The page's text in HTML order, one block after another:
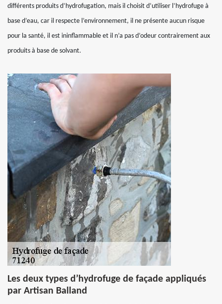
différents produits d’hydrofugation, mais il choisit d’utiliser l’hydrofuge à
base d’eau, car il respecte l’environnement, il ne présente aucun risque
pour la santé, il est ininflammable et il n’a pas d’odeur contrairement aux
produits à base de solvant.
Les deux types d’hydrofuge de façade appliqués
par Artisan Balland